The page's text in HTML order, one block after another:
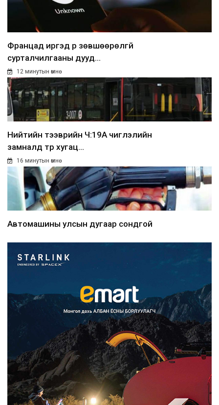
Францад иргэд рүү зөвшөөрөлгүй
сурталчилгааны дууд...
12 минутын өмнө
Нийтийн тээврийн Ч:19А чиглэлийн
замналд түр хугац...
16 минутын өмнө
Автомашины улсын дугаар сондгой
Улаанбаатарт өдөртөө 30 хэм
23 минутын өмнө
Улсын чанартай хатуу хучилттай